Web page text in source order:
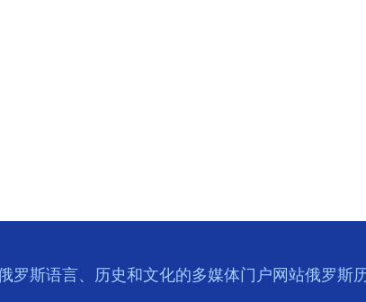
罗斯语言、历史和文化的多媒体门户网站俄罗斯